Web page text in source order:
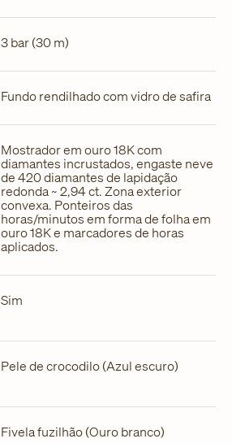
3 bar (30 m)
Fundo rendilhado com vidro de safira
Mostrador em ouro 18K com
diamantes incrustados, engaste neve
de 420 diamantes de lapidação
redonda ~ 2,94 ct. Zona exterior
convexa. Ponteiros das
horas/minutos em forma de folha em
ouro 18K e marcadores de horas
aplicados.
Sim
Pele de crocodilo (Azul escuro)
Fivela fuzilhão (Ouro branco)